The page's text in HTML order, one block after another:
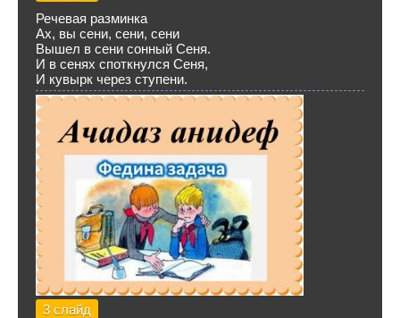
Речевая разминка
Ах, вы сени, сени, сени
Вышел в сени сонный Сеня.
И в сенях споткнулся Сеня,
И кувырк через ступени.
3 слайд